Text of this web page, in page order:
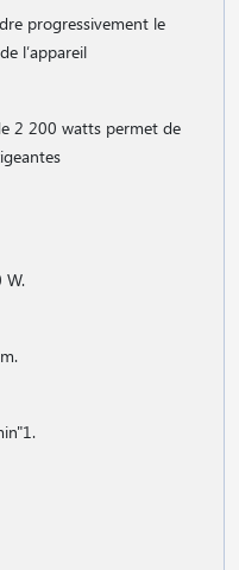
progressivement le
l′appareil
2 200 watts permet de
W.